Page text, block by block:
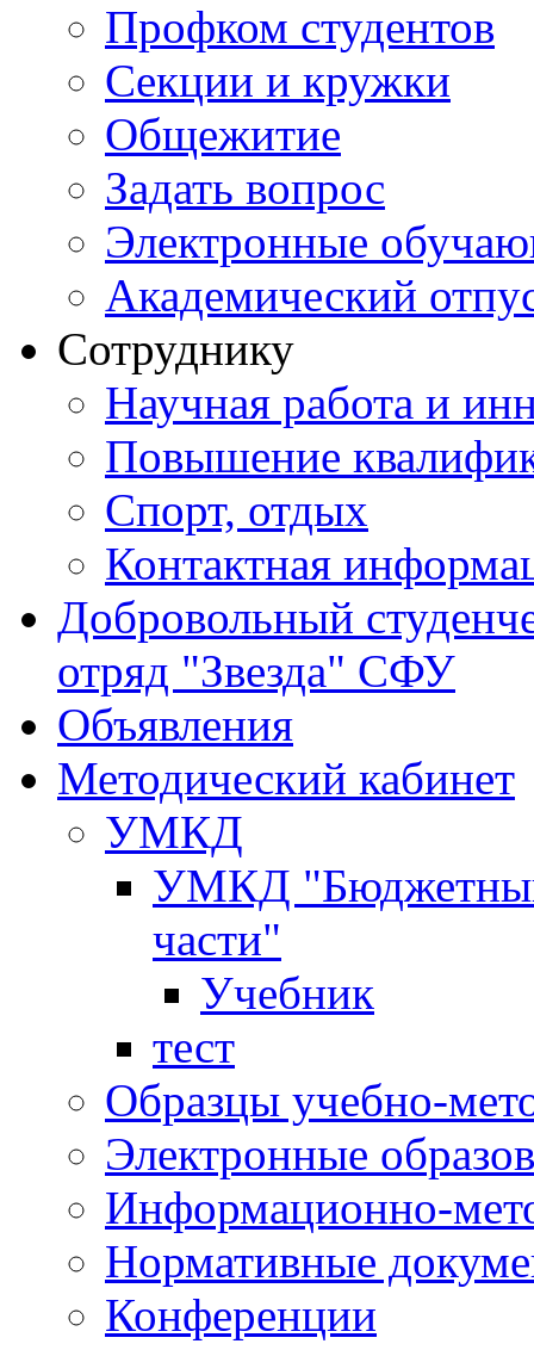
Профком студентов
Секции и кружки
Общежитие
Задать вопрос
Электронные
Академический
Сотруднику
Научная работа и
Повышение
Спорт, отдых
Контактная
Добровольный
отряд "Звезда" СФУ
Объявления
Методический кабинет
УМКД
УМКД "Бюджетный
части"
Учебник
тест
Образцы учебно-
Электронные
Информационно-
Нормативные
Конференции